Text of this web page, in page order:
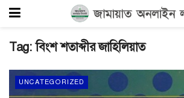
Tag:বিংশ শতাব্দীর জাহিলিয়াত
UNCATEGORIZED